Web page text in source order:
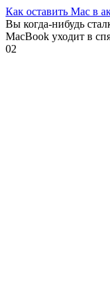
Как оставить Mac в
Вы когда-нибудь
MacBook уходит в
02